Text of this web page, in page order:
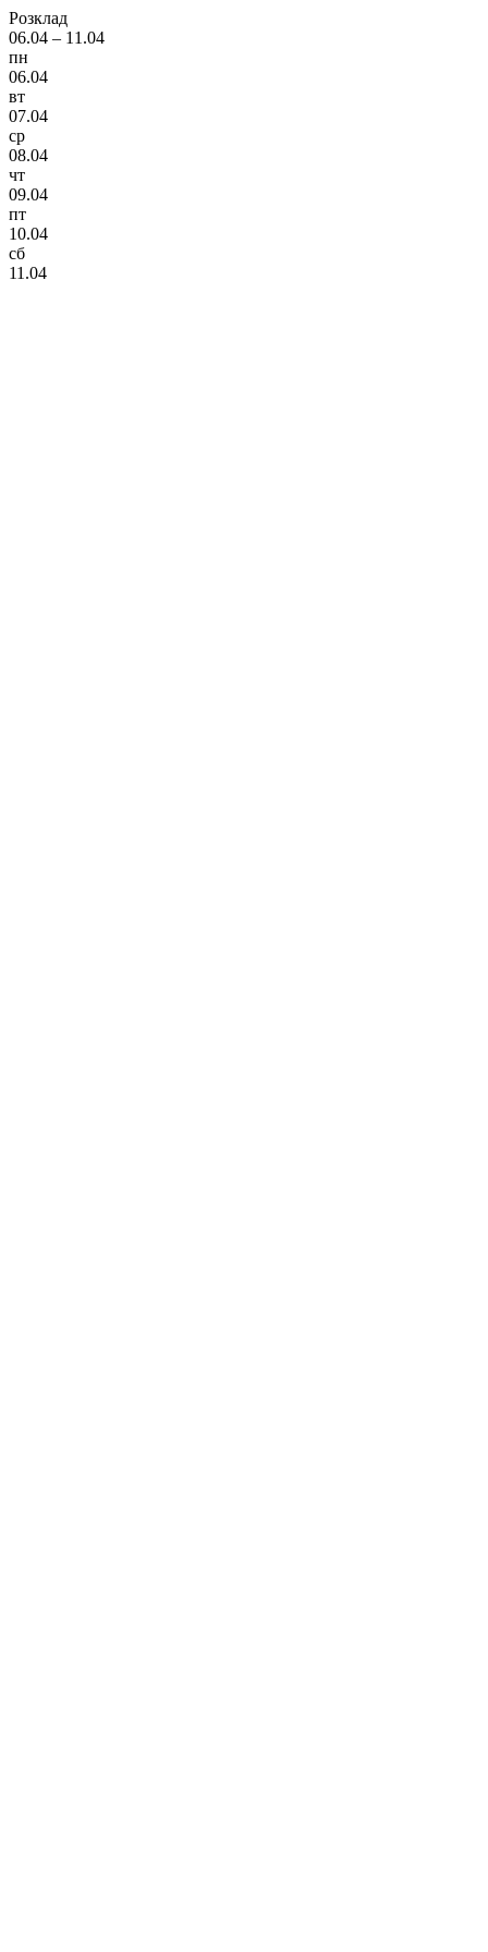
Розклад
06.04 – 11.04
пн
06.04
вт
07.04
ср
08.04
чт
09.04
пт
10.04
сб
11.04